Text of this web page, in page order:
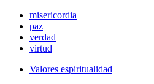
misericordia
paz
verdad
virtud
Valores espiritualidad